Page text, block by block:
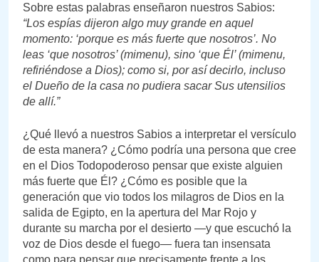
Sobre estas palabras enseñaron nuestros Sabios:
“Los espías dijeron algo muy grande en aquel
momento: ‘porque es más fuerte que nosotros’. No
leas ‘que nosotros’ (mimenu), sino ‘que Él’ (mimenu,
refiriéndose a Dios); como si, por así decirlo, incluso
el Dueño de la casa no pudiera sacar Sus utensilios
de allí.”
¿Qué llevó a nuestros Sabios a interpretar el versículo
de esta manera? ¿Cómo podría una persona que cree
en el Dios Todopoderoso pensar que existe alguien
más fuerte que Él? ¿Cómo es posible que la
generación que vio todos los milagros de Dios en la
salida de Egipto, en la apertura del Mar Rojo y
durante su marcha por el desierto —y que escuchó la
voz de Dios desde el fuego— fuera tan insensata
como para pensar que precisamente frente a los